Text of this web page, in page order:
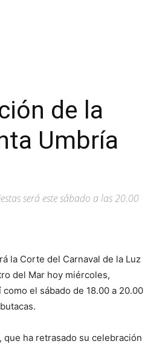
de la
Umbría
será este sábado a las 20.00
la Corte del Carnaval de la Luz
del Mar hoy miércoles,
el sábado de 18.00 a 20.00
que ha retrasado su celebración